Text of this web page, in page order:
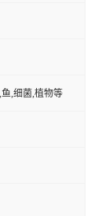
,细菌,植物等